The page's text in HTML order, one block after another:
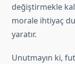
değiştirmekle
morale ihtiyaç
yaratır.
Unutmayın ki,